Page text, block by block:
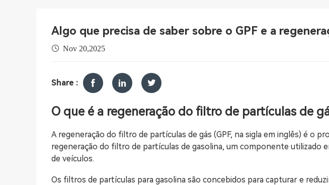
Algo que precisa de saber sobre o GPF e a
Nov 20,2025
Share :
O que é a regeneração do filtro de partículas de
A regeneração do filtro de partículas de gás (GPF, na sigla em inglês) é o
regeneração do filtro de partículas de gasolina, um componente utilizado
de veículos.
Os filtros de partículas para gasolina são concebidos para capturar e